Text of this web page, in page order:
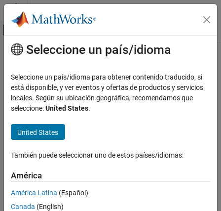
Saltar al contenido
Mostrar/ocultar menú de navegación
Inicio de Documentación
Contenido principal
How useful was this information?
Seleccione un país/idioma
Seleccione un país/idioma para obtener contenido traducido, si
está disponible, y ver eventos y ofertas de productos y servicios
locales. Según su ubicación geográfica, recomendamos que
seleccione:United States.
United States
También puede seleccionar uno de estos países/idiomas:
América
América Latina (Español)
Canada (English)